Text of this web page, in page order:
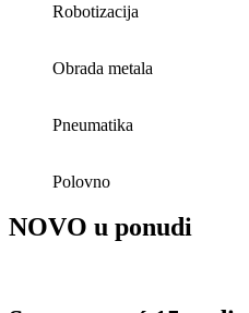
Robotizacija
Obrada metala
Pneumatika
Polovno
NOVO u ponudi